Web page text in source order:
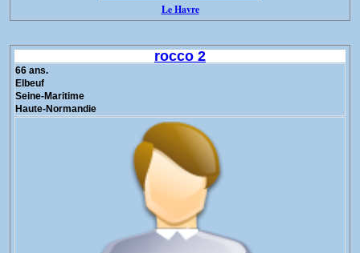
Le Havre
rocco 2
66 ans.
Elbeuf
Seine-Maritime
Haute-Normandie